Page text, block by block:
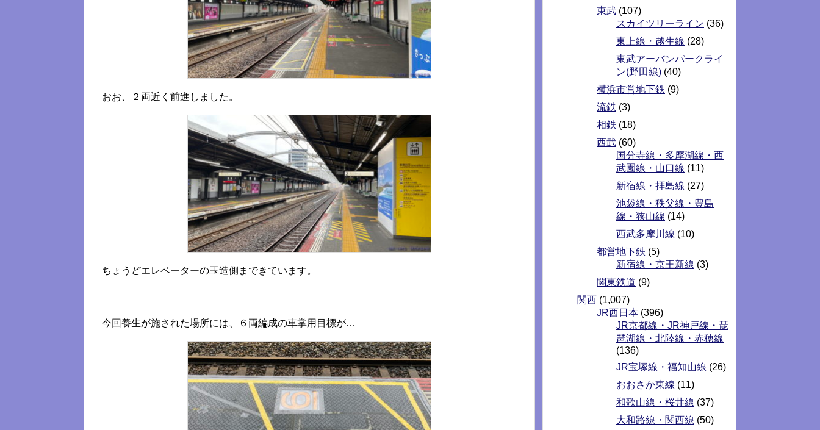
おお、２両近く前進しました。
ちょうどエレベーターの玉造側まできています。
今回養生が施された場所には、６両編成の車掌用目標が…
東武 (107)
スカイツリーライン (36)
東上線・越生線 (28)
東武アーバンパークライ
ン(野田線) (40)
横浜市営地下鉄 (9)
流鉄 (3)
相鉄 (18)
西武 (60)
国分寺線・多摩湖線・西
武園線・山口線 (11)
新宿線・拝島線 (27)
池袋線・秩父線・豊島
線・狭山線 (14)
西武多摩川線 (10)
都営地下鉄 (5)
新宿線・京王新線 (3)
関東鉄道 (9)
関西 (1,007)
JR西日本 (396)
JR京都線・JR神戸線・琵
琶湖線・北陸線・赤穂線
(136)
JR宝塚線・福知山線 (26)
おおさか東線 (11)
和歌山線・桜井線 (37)
大和路線・関西線 (50)